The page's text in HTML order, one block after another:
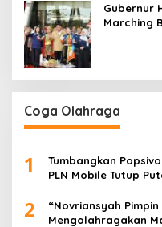
Gubernur
Marching
Coga Olahraga
1
Tumbangkan
PLN Mobile Tutup
2
“Novriansyah
Mengolahragakan